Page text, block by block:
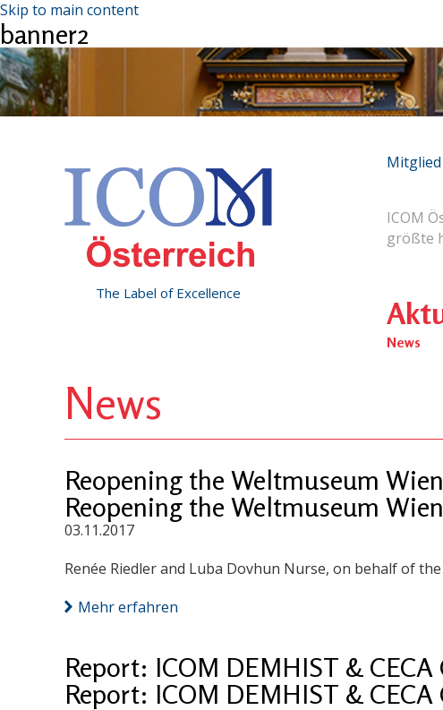
Skip to main content
banner2
The Label of Excellence
ICOM
größte
News
News
Reopening the Weltmuseum
Reopening the Weltmuseum
03.11.2017
Renée Riedler and Luba Dovhun Nurse, on behalf of
Mehr erfahren
Report: ICOM DEMHIST & CECA
Report: ICOM DEMHIST & CECA